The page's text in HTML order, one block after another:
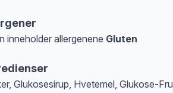
inneholder allergenene Gluten
Glukosesirup, Hvetemel, Glukose-